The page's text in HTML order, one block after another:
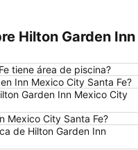
fe
de Chapultepec
Santa Fe México
Rosa
Hilton Garden Inn
tiene área de piscina?
Inn Mexico City Santa Fe?
Garden Inn Mexico City
Mexico City Santa Fe?
de Hilton Garden Inn